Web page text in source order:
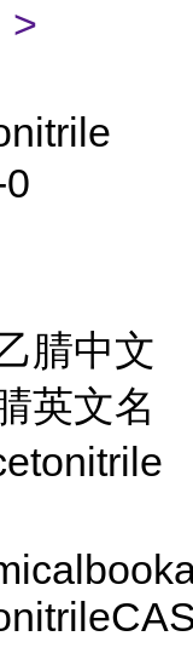
>
腈中文
英文名